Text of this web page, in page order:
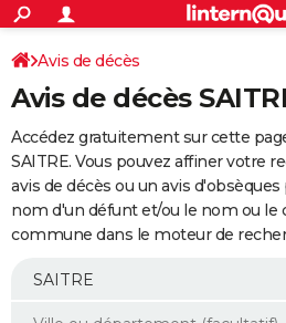
ACTUALITÉS
Politique
Société
Faits Divers
Education
Monde
Villes
+
SPORT
Coupe du monde 2026
Football
Tennis
Cyclisme
Rugby
Forum
Programme TV
TNT
Streaming
Cinéma
Sorties cinéma
Musique
+
FINANCE
Retraite
Epargne
Immobilier
Risques naturels par ville
Banque
Assurance
AUTO
Essais
Réserver un essai
Citadines
Berlines
SUV
Forum auto
+
Mobiles
Meilleur smartphone
Internet
Ordinateurs
Jeux vidéo
Guide high-tech
Avis de décès
Avis de décès
Accédez gratuitement sur cette
SAITRE. Vous pouvez affiner votre
avis de décès ou un avis
nom d'un défunt et/ou le nom ou le
commune dans le moteur de